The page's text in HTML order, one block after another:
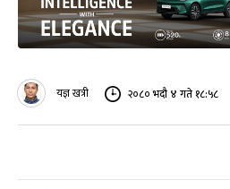
यज्ञ खत्री २०८० भदौ ४ गते १८:५८